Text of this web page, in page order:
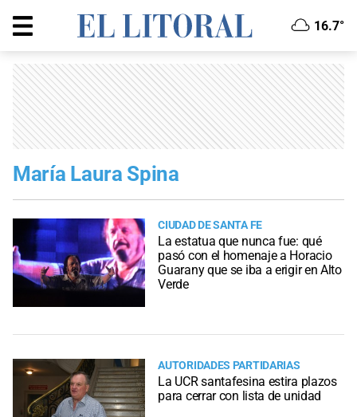
16.7°
María Laura Spina
CIUDAD DE SANTA FE
La estatua que nunca fue: qué
pasó con el homenaje a Horacio
Guarany que se iba a erigir en Alto
Verde
AUTORIDADES PARTIDARIAS
La UCR santafesina estira plazos
para cerrar con lista de unidad